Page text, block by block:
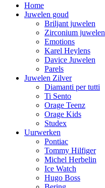
Home
Juwelen goud
Briljant juwelen
Zirconium juwelen
Emotions
Karel Heylens
Davice Juwelen
Parels
Juwelen Zilver
Diamanti per tutti
Ti Sento
Orage Teenz
Orage Kids
Studex
Uurwerken
Pontiac
Tommy Hilfiger
Michel Herbelin
Ice Watch
Hugo Boss